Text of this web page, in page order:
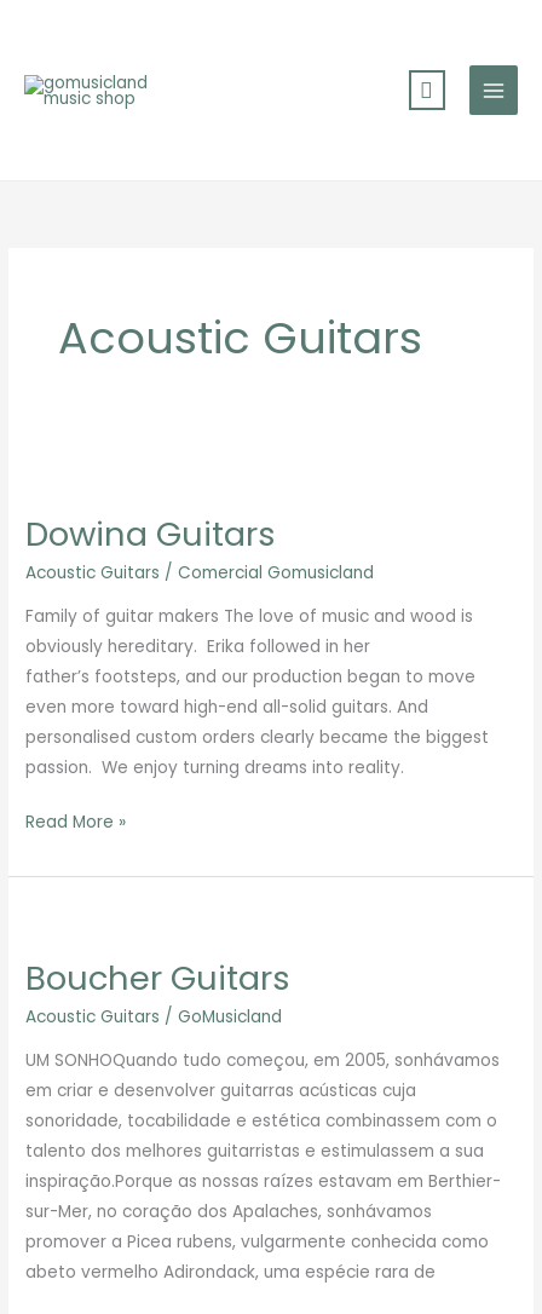
content
Acoustic Guitars
Dowina Guitars
Acoustic Guitars /Comercial Gomusicland
Family of guitar makers The love of music and wood is
obviously hereditary. Erika followed in her
father’s footsteps, and our production began to move
even more toward high-end all-solid guitars. And
personalised custom orders clearly became the biggest
passion. We enjoy turning dreams into reality.
Read More »
Boucher Guitars
Acoustic Guitars /GoMusicland
UM SONHOQuando tudo começou, em 2005, sonhávamos
em criar e desenvolver guitarras acústicas cuja
sonoridade, tocabilidade e estética combinassem com o
talento dos melhores guitarristas e estimulassem a sua
inspiração.Porque as nossas raízes estavam em Berthier-
sur-Mer, no coração dos Apalaches, sonhávamos
promover a Picea rubens, vulgarmente conhecida como
abeto vermelho Adirondack, uma espécie rara de